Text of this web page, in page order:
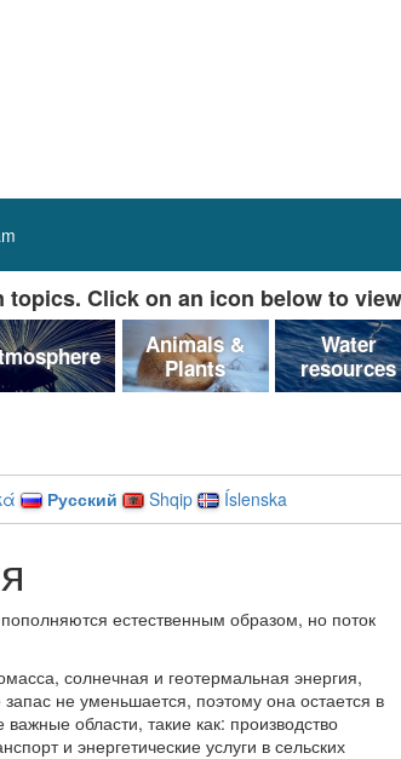
Click on an icon below to
Animals &
Plants
Water
resources
Русский Shqip Íslenska
естественным образом, но поток
солнечная и геотермальная энергия,
не уменьшается, поэтому она остается в
области, такие как: производство
и энергетические услуги в сельских